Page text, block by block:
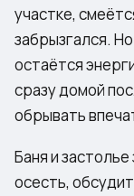
участке,
забрызгался.
остаётся
сразу домой
обрывать
Баня и
осесть,